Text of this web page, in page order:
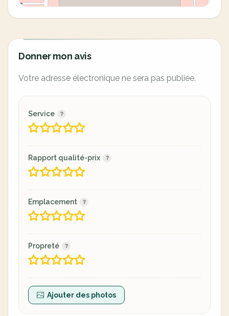
Donner mon avis
Votre adresse électronique ne sera pas publiée.
Service
Rapport qualité-prix
Emplacement
Propreté
Ajouter des photos